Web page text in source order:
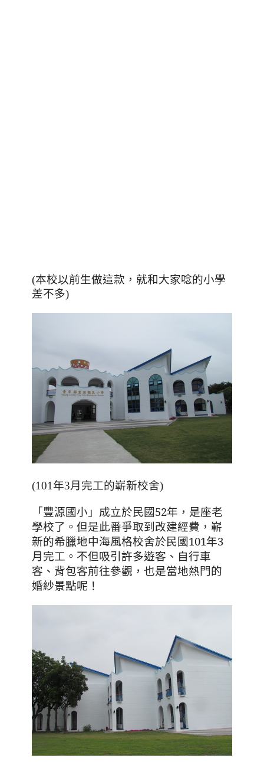
(本校以前生做這款，就和大家唸的小學
差不多)
(101年3月完工的嶄新校舍)
「豐源國小」成立於民國52年，是座老
學校了。但是此番爭取到改建經費，嶄
新的希臘地中海風格校舍於民國101年3
月完工。不但吸引許多遊客、自行車
客、背包客前往參觀，也是當地熱門的
婚紗景點呢！